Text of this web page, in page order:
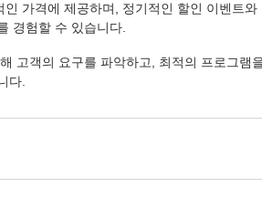
가격에 제공하며, 정기적인 할인 이벤트
경험할 수 있습니다.
고객의 요구를 파악하고, 최적의 프로그램
다.